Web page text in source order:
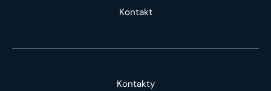
Kontakt
Kontakty